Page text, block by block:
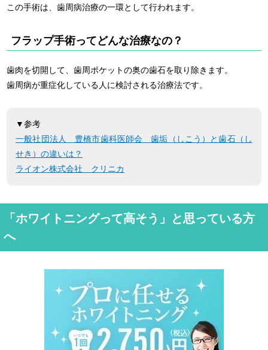
この手術は、歯周病治療の一環として行われます。
フラップ手術ってどんな治療なの？
歯肉を切開して、歯周ポケットの奥の歯石を取り除きます。
歯周病が重症化している人に検討される治療法です。
▼参考
一般社団法人 豊橋市歯科医師会 歯垢（しこう）と歯石（し
せき）の違いは？
ライオン株式会社 クリニカ
「ホワイトニングって高そう」と思っている方
へ